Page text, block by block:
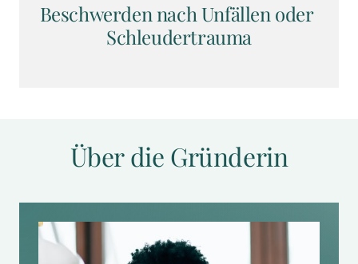
Beschwerden nach Unfällen oder
Schleudertrauma
Über die Gründerin